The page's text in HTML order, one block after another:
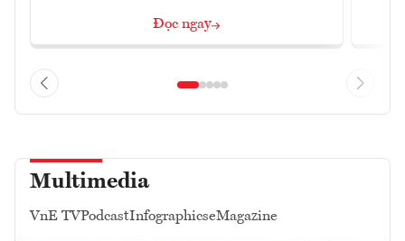
Đọc ngay
Multimedia
VnE TVPodcastInfographicseMagazine